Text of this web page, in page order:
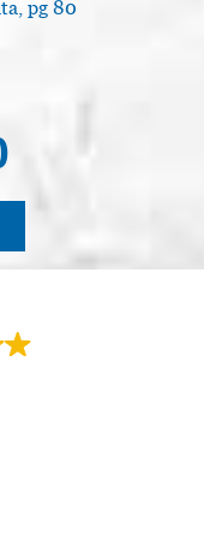
pg 80